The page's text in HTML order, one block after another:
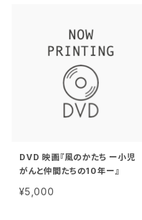
DVD 映画『風のかたち ー小児
がんと仲間たちの10年ー』
¥5,000